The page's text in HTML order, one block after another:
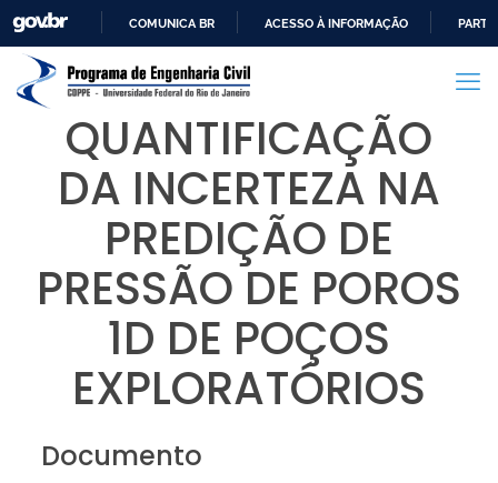
PARA
CONTEÚDO
COMUNICA BR ACESSO À INFORMAÇÃO
QUANTIFICAÇÃO
DA INCERTEZA NA
PREDIÇÃO DE
PRESSÃO DE POROS
1D DE POÇOS
EXPLORATÓRIOS
Documento